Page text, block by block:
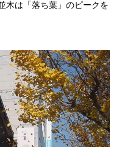
木は「落ち葉」のピークを